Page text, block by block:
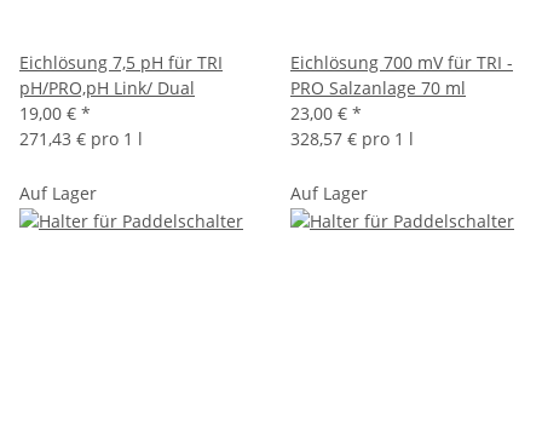
Eichlösung 7,5 pH für TRI
pH/PRO,pH Link/ Dual
19,00 € *
271,43 € pro 1 l
Eichlösung 700 mV für TRI -
PRO Salzanlage 70 ml
23,00 € *
328,57 € pro 1 l
Auf Lager Auf Lager